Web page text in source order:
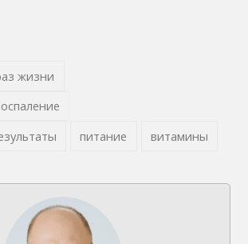
жизни
питание витамины